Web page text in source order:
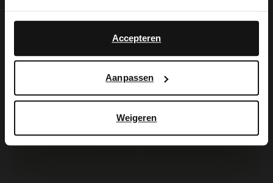
Accepteren
Aanpassen
Weigeren
English